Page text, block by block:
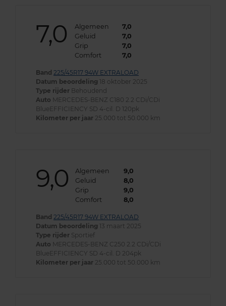
7,0 Algemeen
7,0
Geluid
7,0
Grip
7,0
Comfort
7,0
Band 225/45R17 94W EXTRALOAD
Datum beoordeling 18 oktober 2025
Type rijder Behoudend
Auto MERCEDES-BENZ C180 2.2 CDi/CDi
BlueEFFICIENCY SD 4-cil. D 120pk
Kilometer per jaar 25.000 tot 50.000 km
9,0 Algemeen
9,0
Geluid
8,0
Grip
9,0
Comfort
8,0
Band 225/45R17 94W EXTRALOAD
Datum beoordeling 13 maart 2025
Type rijder Sportief
Auto MERCEDES-BENZ C250 2.2 CDi/CDi
BlueEFFICIENCY SD 4-cil. D 204pk
Kilometer per jaar 25.000 tot 50.000 km